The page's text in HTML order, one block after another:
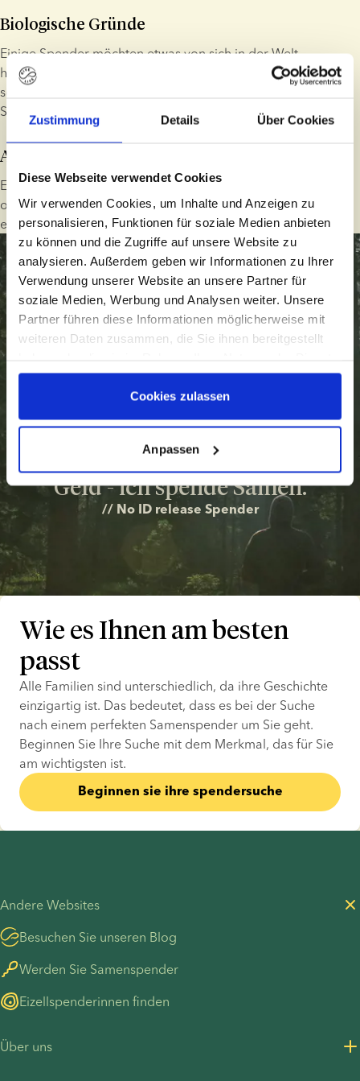
Zustimmung Details Über Cookies
Diese Webseite verwendet Cookies
Wir verwenden Cookies, um Inhalte und Anzeigen zu
personalisieren, Funktionen für soziale Medien anbieten
zu können und die Zugriffe auf unsere Website zu
analysieren. Außerdem geben wir Informationen zu Ihrer
Verwendung unserer Website an unsere Partner für
soziale Medien, Werbung und Analysen weiter. Unsere
Partner führen diese Informationen möglicherweise mit
weiteren Daten zusammen, die Sie ihnen bereitgestellt
gesammelt haben
Cookies zulassen
Anpassen
Biologische Gründe
Einige Spender möchten etwas von sich in der Welt
hinterlassen - auch wenn sie selbst keine Kinder bekommen
sollten. Dies ist eine der häufigsten Motivationen unserer
Samenspender.
Aufwandsentschädigung
Ein Samenspender zu sein, ist nichts womit man reich wird
oder die Ersparnisse aufbaut. Für jeden Besuch erhalten sie
eine Aufwandsentschädigung.
Manche bauen Häuser für Kinder
in Afrika, andere helfen
Obdachlosen, andere spenden
Geld - ich spende Samen.
// No ID release Spender
Wie es Ihnen am besten
passt
Alle Familien sind unterschiedlich, da ihre Geschichte
einzigartig ist. Das bedeutet, dass es bei der Suche
nach einem perfekten Samenspender um Sie geht.
Beginnen Sie Ihre Suche mit dem Merkmal, das für Sie
am wichtigsten ist.
Beginnen sie ihre spendersuche
Andere Websites
Besuchen Sie unseren Blog
Werden Sie Samenspender
Eizellspenderinnen finden
Über uns